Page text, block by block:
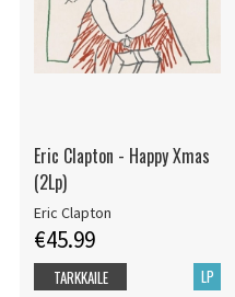
Eric Clapton - Happy Xmas
(2Lp)
Eric Clapton
€45.99
LP
TARKKAILE